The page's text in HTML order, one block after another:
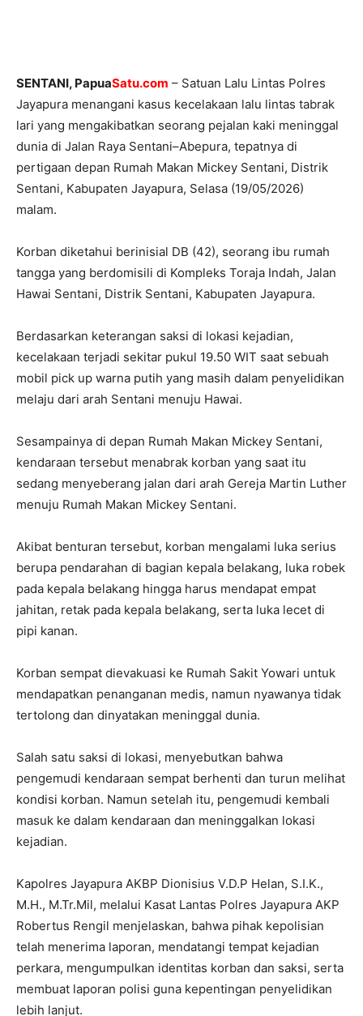
SENTANI, PapuaSatu.com – Satuan Lalu Lintas Polres
Jayapura menangani kasus kecelakaan lalu lintas tabrak
lari yang mengakibatkan seorang pejalan kaki meninggal
dunia di Jalan Raya Sentani–Abepura, tepatnya di
pertigaan depan Rumah Makan Mickey Sentani, Distrik
Sentani, Kabupaten Jayapura, Selasa (19/05/2026)
malam.
Korban diketahui berinisial DB (42), seorang ibu rumah
tangga yang berdomisili di Kompleks Toraja Indah, Jalan
Hawai Sentani, Distrik Sentani, Kabupaten Jayapura.
Berdasarkan keterangan saksi di lokasi kejadian,
kecelakaan terjadi sekitar pukul 19.50 WIT saat sebuah
mobil pick up warna putih yang masih dalam penyelidikan
melaju dari arah Sentani menuju Hawai.
Sesampainya di depan Rumah Makan Mickey Sentani,
kendaraan tersebut menabrak korban yang saat itu
sedang menyeberang jalan dari arah Gereja Martin Luther
menuju Rumah Makan Mickey Sentani.
Akibat benturan tersebut, korban mengalami luka serius
berupa pendarahan di bagian kepala belakang, luka robek
pada kepala belakang hingga harus mendapat empat
jahitan, retak pada kepala belakang, serta luka lecet di
pipi kanan.
Korban sempat dievakuasi ke Rumah Sakit Yowari untuk
mendapatkan penanganan medis, namun nyawanya tidak
tertolong dan dinyatakan meninggal dunia.
Salah satu saksi di lokasi, menyebutkan bahwa
pengemudi kendaraan sempat berhenti dan turun melihat
kondisi korban. Namun setelah itu, pengemudi kembali
masuk ke dalam kendaraan dan meninggalkan lokasi
kejadian.
Kapolres Jayapura AKBP Dionisius V.D.P Helan, S.I.K.,
M.H., M.Tr.Mil, melalui Kasat Lantas Polres Jayapura AKP
Robertus Rengil menjelaskan, bahwa pihak kepolisian
telah menerima laporan, mendatangi tempat kejadian
perkara, mengumpulkan identitas korban dan saksi, serta
membuat laporan polisi guna kepentingan penyelidikan
lebih lanjut.